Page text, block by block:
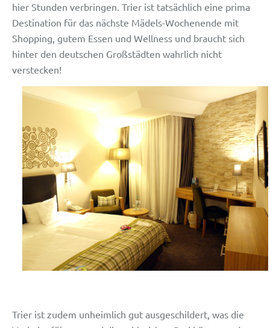
hier Stunden verbringen. Trier ist tatsächlich eine prima
Destination für das nächste Mädels-Wochenende mit
Shopping, gutem Essen und Wellness und braucht sich
hinter den deutschen Großstädten wahrlich nicht
verstecken!
Trier ist zudem unheimlich gut ausgeschildert, was die